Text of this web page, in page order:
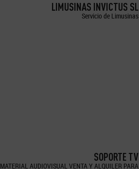
LIMUSINAS INVICTUS SL
Servicio de Limusinas
SOPORTE TV
MATERIAL AUDIOVISUAL VENTA Y ALQUILER PARA